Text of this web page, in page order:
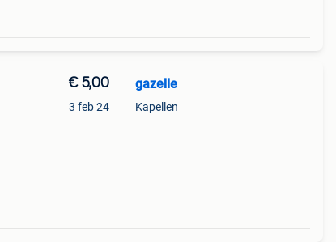
€ 5,00
3 feb 24
gazelle
Kapellen